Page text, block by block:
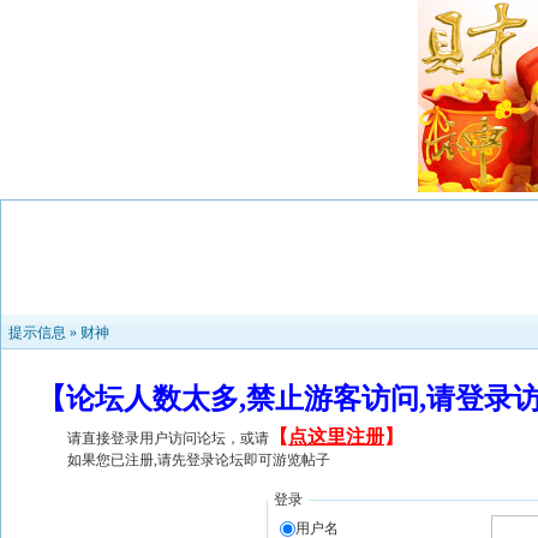
提示信息 » 财神
【论坛人数太多,禁止游客访问,请登
请直接登录用户访问论坛，或请 【 点这里注册】
如果您已注册,请先登录论坛即可游览帖子
登录
用户名